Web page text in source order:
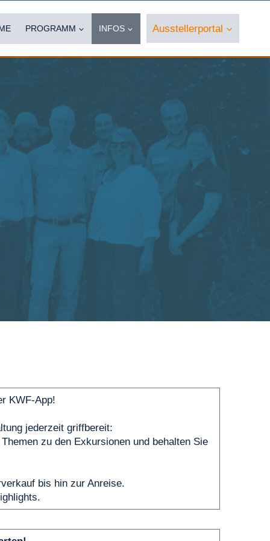
PROGRAMM INFOS Ausstellerportal
KWF-App!
jederzeit griffbereit:
zu den Exkursionen und behalten Sie
bis hin zur Anreise.